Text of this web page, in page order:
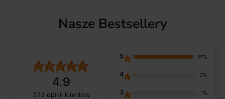
Nasze Bestsellery
4.9
373 opinii klientów
5 97%
4 2%
3 1%